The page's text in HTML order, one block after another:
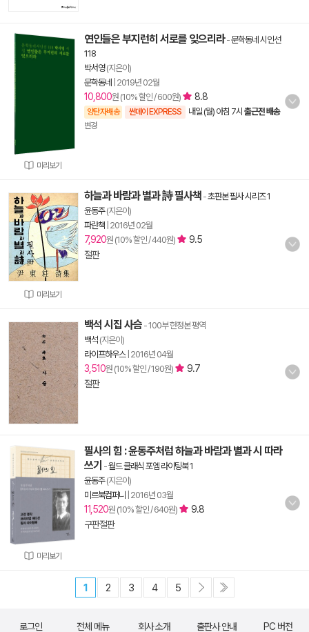
미리보기
연인들은 부지런히 서로를 잊으리라-문학동네 시인선
118
박서영(지은이)
문학동네
2019년 02월
10,800원 (10% 할인 / 600원) 8.8
양탄자배송 썬데이 EXPRESS 내일 (월) 아침 7시 출근전 배송
변경
미리보기
하늘과 바람과 별과 詩 필사책 -초판본 필사 시리즈 1
윤동주(지은이)
파란책 2016년 02월
7,920원 (10% 할인 / 440원)
9.5
절판
백석 시집 사슴 - 100부 한정본 평역
백석 (지은이)
라이프하우스| 2016년 04월
3,510원 (10% 할인 / 190원)
9.7
절판
미리보기
필사의 힘 : 윤동주처럼 하늘과 바람과 별과 시 따라
쓰기 -월드 클래식 포엠 라이팅북 1
윤동주(지은이)
미르북컴퍼니
2016년 03월
11,520원 (10% 할인 / 640원)
9.8
구판절판
1 2 3 4 5
로그인 전체 메뉴 회사 소개 출판사 안내 PC 버전